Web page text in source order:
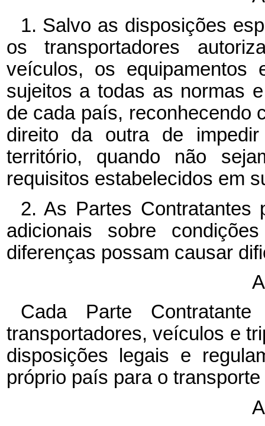
1. Salvo as disposições
os transportadores
veículos, os
sujeitos a todas as normas
de cada país, reconhecendo
direito da outra de
território, quando não
requisitos estabelecidos em
2. As Partes Contratantes
adicionais sobre
diferenças possam causar
Cada Parte
transportadores, veículos e
disposições legais e
próprio país para o